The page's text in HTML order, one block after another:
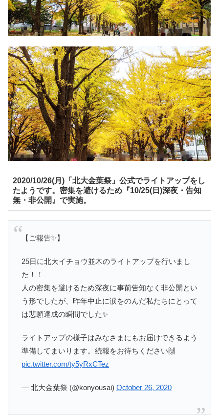
2020/10/26(月)「北大金葉祭」公式でライトアップをし
たようです。密集を避けるため『10/25(日)深夜・告知
無・非公開』で実施。
【ご報告✨】
25日に北大イチョウ並木のライトアップを行いまし
た！！
人の密集を避けるため深夜に事前告知なく非公開とい
う形でしたが、昨年中止に涙をのんだ私たちにとって
は悲願達成の瞬間でした✨
ライトアップの様子はみなさまにもお届けできるよう
準備してまいります。続報をお待ちください🙌
pic.twitter.com/ty5yRxCTez
— 北大金葉祭 (@konyousai) October 26, 2020